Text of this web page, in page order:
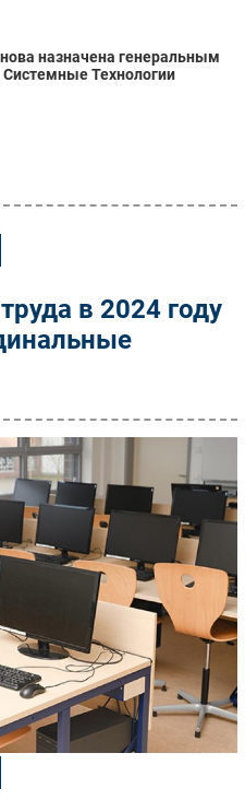
в 2024 году
назначена генеральным
Технологии